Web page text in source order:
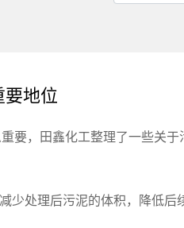
地位
要，田鑫化工整理了一些关
处理后污泥的体积，降低后